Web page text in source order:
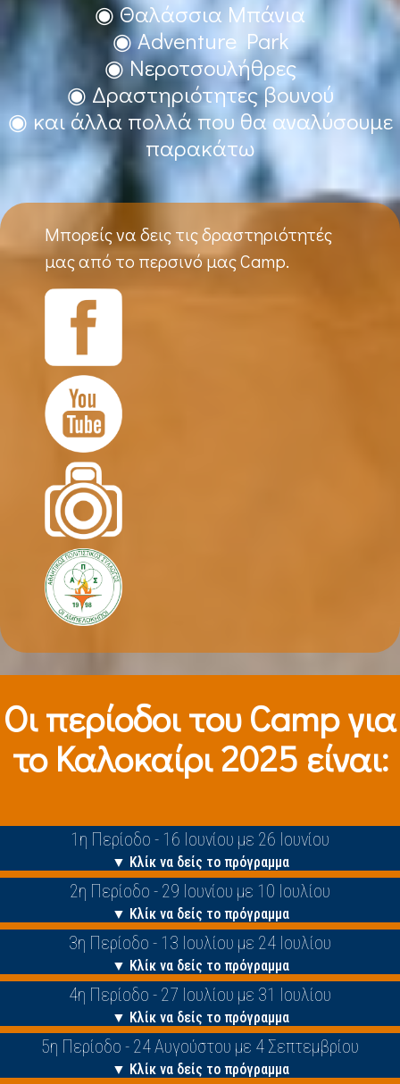
◉ Θαλάσσια Μπάνια
◉ Adventure Park
◉ Νεροτσουλήθρες
◉ Δραστηριότητες βουνού
◉ και άλλα πολλά που θα αναλύσουμε
παρακάτω
Μπορείς να δεις τις δραστηριότητές
μας από το περσινό μας Camp.
Οι περίοδοι τoυ Camp για
το Καλοκαίρι 2025 είναι:
1η Περίοδο - 16 Ιουνίου με 26 Ιουνίου
▼ Κλίκ να δείς το πρόγραμμα
2η Περίοδο - 29 Ιουνίου με 10 Ιουλίου
▼ Κλίκ να δείς το πρόγραμμα
3η Περίοδο - 13 Ιουλίου με 24 Ιουλίου
▼ Κλίκ να δείς το πρόγραμμα
4η Περίοδο - 27 Ιουλίου με 31 Ιουλίου
▼ Κλίκ να δείς το πρόγραμμα
5η Περίοδο - 24 Αυγούστου με 4 Σεπτεμβρίου
▼ Κλίκ να δείς το πρόγραμμα